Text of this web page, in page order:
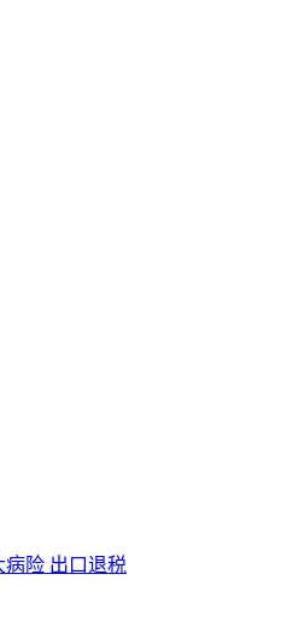
病险 出口退税